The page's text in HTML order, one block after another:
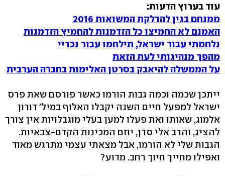
עוד בערוץ הדעות:
ממנחם בגין להדלקת המשואות 2016
האמנם לא החמיצו כל הזדמנות להחמיץ הזדמנות
נלחמתי עבור ישראל, תילחמו עבור נכדיי
מהפך מנהיגותי לעת הזאת
על הממשלה להיאבק בסרטן האלימות בחברה הערבית
ייתכן שכמה וכמה גבות הורמו כאשר פורסם שאת פרס
ישראל למפעל חיים השנה יקבלו האלוף במיל' דורון
אלמוג, שאותו ואת פעלו למען בעלי מוגבלויות אין צורך
להציג, והרב אלי סדן, יוזם המכינות הקדם-צבאיות.
הגבות שלי לא הורמו, אבל מצאתי עצמי מתרגש מאוד
ואפילו מחייך חיוך רחב. מדוע?